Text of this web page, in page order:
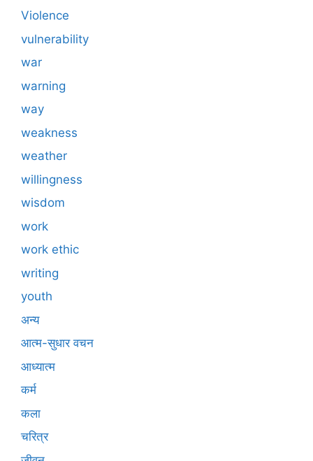
Violence
vulnerability
war
warning
way
weakness
weather
willingness
wisdom
work
work ethic
writing
youth
अन्य
आत्म-सुधार वचन
आध्यात्म
कर्म
कला
चरित्र